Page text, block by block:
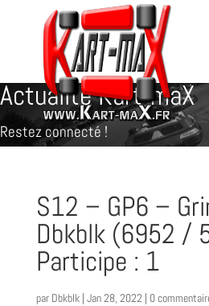
Actualité Kart-maX
Restez connecté !
S12 – GP6 –
Dbkblk (6952 /
Participe : 1
par Dbkblk| Jan 28, 2022 | 0